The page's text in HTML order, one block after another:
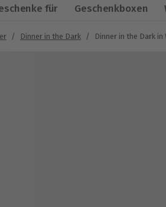
für Geschenkboxen
/ Dinner in the Dark / Dinner in the Dark in